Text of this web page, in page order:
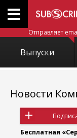
Отправляет
Выпуски
Новости
Бесплатная